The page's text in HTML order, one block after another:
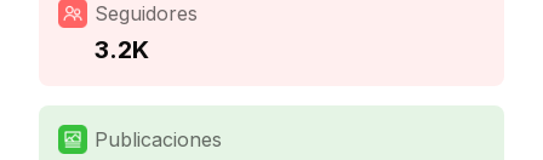
Seguidores
3.2K
Publicaciones